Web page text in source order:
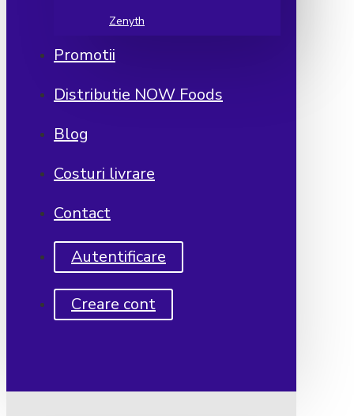
Zenyth
Promotii
Distributie NOW Foods
Blog
Costuri livrare
Contact
Autentificare
Creare cont